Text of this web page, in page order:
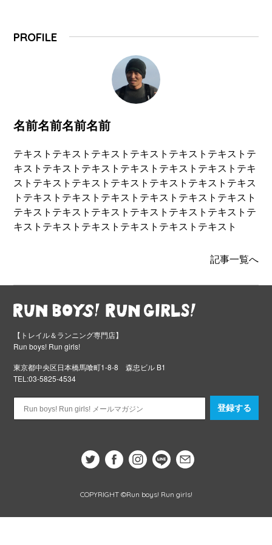
PROFILE
名前名前名前名前
テキストテキストテキストテキストテキストテキストテ
キストテキストテキストテキストテキストテキストテキ
ストテキストテキストテキストテキストテキストテキス
トテキストテキストテキストテキストテキストテキスト
テキストテキストテキストテキストテキストテキストテ
キストテキストテキストテキストテキストテキスト
記事一覧へ
【トレイル＆ランニング専門店】
Run boys! Run girls!
東京都中央区日本橋馬喰町1-8-8 森忠ビル B1
TEL:03-5825-4534
登録する
COPYRIGHT ©Run boys! Run girls!